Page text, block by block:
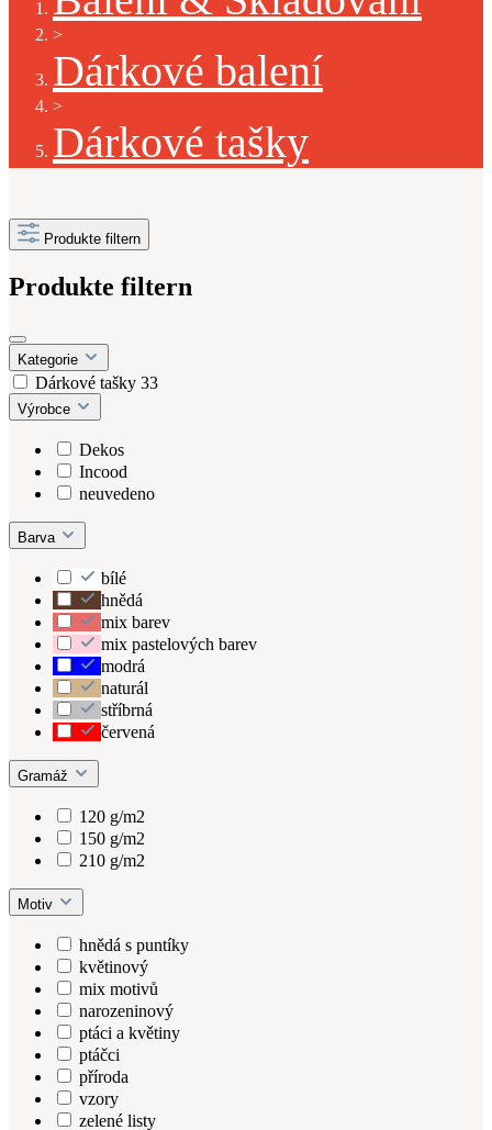
>
Dárkové balení
>
Dárkové tašky
Produkte filtern
Produkte filtern
Kategorie
Dárkové tašky 33
Výrobce
Dekos
Incood
neuvedeno
Barva
bílé
hnědá
mix barev
mix pastelových barev
modrá
naturál
stříbrná
červená
Gramáž
120 g/m2
150 g/m2
210 g/m2
Motiv
hnědá s puntíky
květinový
mix motivů
narozeninový
ptáci a květiny
ptáčci
příroda
vzory
zelené listy